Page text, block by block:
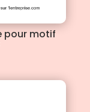
pour motif